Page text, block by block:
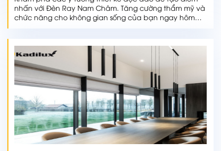
nhấn với Đèn Ray Nam Châm. Tăng cường thẩm mỹ và
chức năng cho không gian sống của bạn ngay hôm